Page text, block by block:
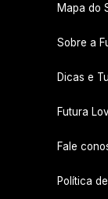
Mapa do
Sobre a
Dicas e
Futura
Fale
Política